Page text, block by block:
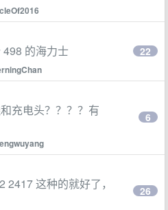
的海力士 22
充电头？？？？有
6
这种的就好了，
26